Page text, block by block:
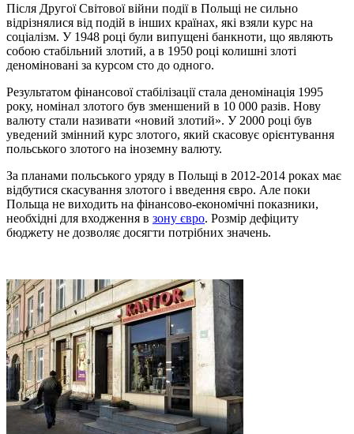
Після Другої Світової війни події в Польщі не сильно
відрізнялися від подій в інших країнах, які взяли курс на
соціалізм. У 1948 році були випущені банкноти, що являють
собою стабільний злотий, а в 1950 році колишні злоті
деноміновані за курсом сто до одного.
Результатом фінансової стабілізації стала деномінація 1995
року, номінал злотого був зменшений в 10 000 разів. Нову
валюту стали називати «новий злотий». У 2000 році був
уведений змінний курс злотого, який скасовує орієнтування
польського злотого на іноземну валюту.
За планами польського уряду в Польщі в 2012-2014 роках має
відбутися скасування злотого і введення євро. Але поки
Польща не виходить на фінансово-економічні показники,
необхідні для входження в зону євро. Розмір дефіциту
бюджету не дозволяє досягти потрібних значень.